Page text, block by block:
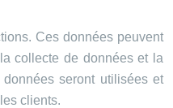
Ces données peuvent
collecte de données et la
seront utilisées et
clients.